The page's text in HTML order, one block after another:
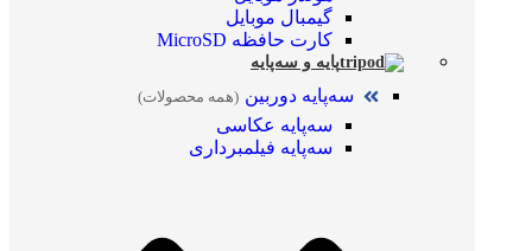
گیمبال موبایل
کارت حافظه MicroSD
پایه و سه‌پایه
سه‌پایه دوربین (همه محصولات)
سه‌پایه عکاسی
سه‌پایه فیلمبرداری